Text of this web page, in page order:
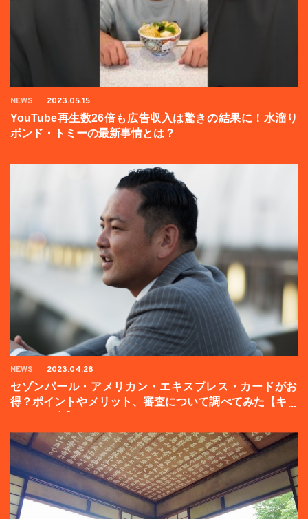
NEWS 2023.05.15
YouTube再生数26倍も広告収入は驚きの結果に！水溜り
ボンド・トミーの最新事情とは？
NEWS 2023.04.28
セゾンパール・アメリカン・エキスプレス・カードがお
得？ポイントやメリット、審査について調べてみた【キャ